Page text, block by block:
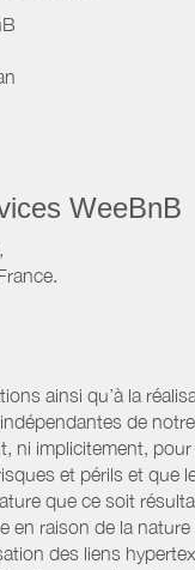
WeeBnB
ainsi qu’à la
de
ni implicitement,
et périls et
que ce soit
en raison de la
des liens